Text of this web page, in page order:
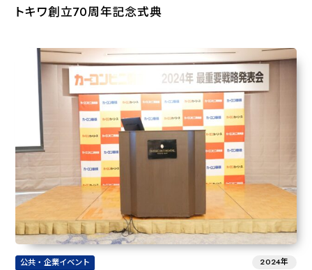
トキワ創立70周年記念式典
公共・企業イベント 2024年